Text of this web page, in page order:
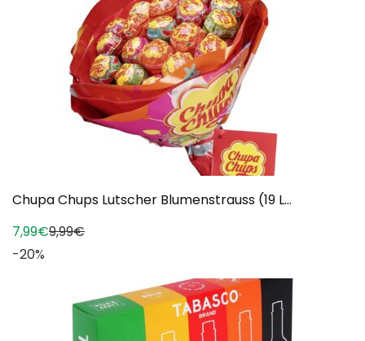
Chupa Chups Lutscher Blumenstrauss (19 L...
7,99€9,99€
-20%